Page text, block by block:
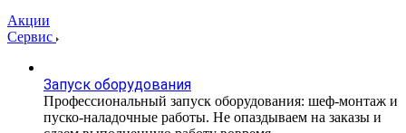
Акции
Сервис
Запуск оборудования
Профессиональный запуск оборудования: шеф-монтаж и
пуско-наладочные работы. Не опаздываем на заказы и